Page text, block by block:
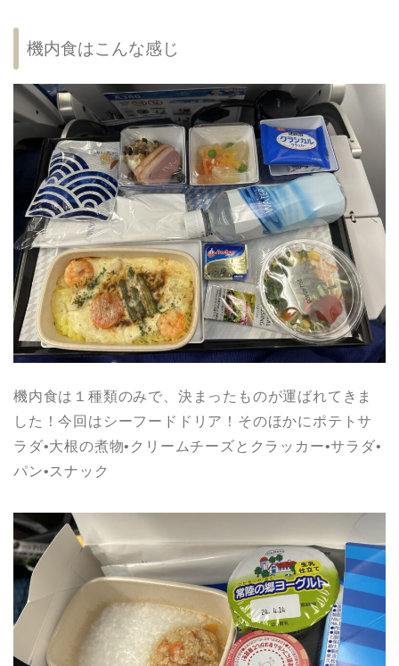
機内食はこんな感じ
機内食は１種類のみで、決まったものが運ばれてきま
した！今回はシーフードドリア！そのほかにポテトサ
ラダ•大根の煮物•クリームチーズとクラッカー•サラダ•
パン•スナック